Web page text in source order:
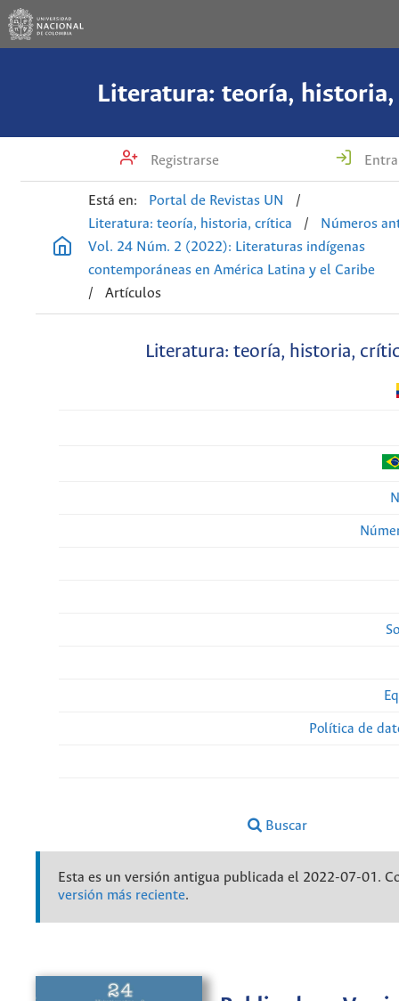
Literatura: teoría,
Registrarse
Está en: Portal de Revistas UN
/
Literatura: teoría, historia, crítica
/
Números
Vol. 24 Núm. 2 (2022): Literaturas indígenas
contemporáneas en América Latina y el Caribe
/
Artículos
Literatura: teoría, historia,
Política de
Buscar
Esta es un versión antigua publicada el 2022-07-01.
versión más reciente.